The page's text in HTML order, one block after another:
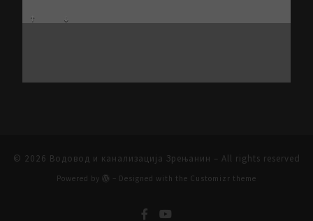
© 2026 Водовод и канализација Зрењанин – All rights reserved
Powered by – Designed with the Customizr theme